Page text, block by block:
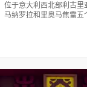
于意大利西北部利古里
马纳罗拉和里奥马焦雷五
年被列为世界文化遗